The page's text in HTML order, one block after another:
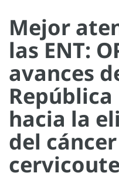
Mejor
las ENT:
avances
hacia la
del cáncer